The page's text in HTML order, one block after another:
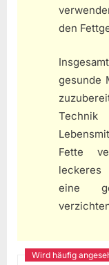
den
gesunde
Fette
leckeres
eine